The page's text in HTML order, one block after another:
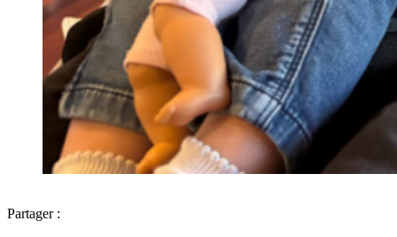
Partager :